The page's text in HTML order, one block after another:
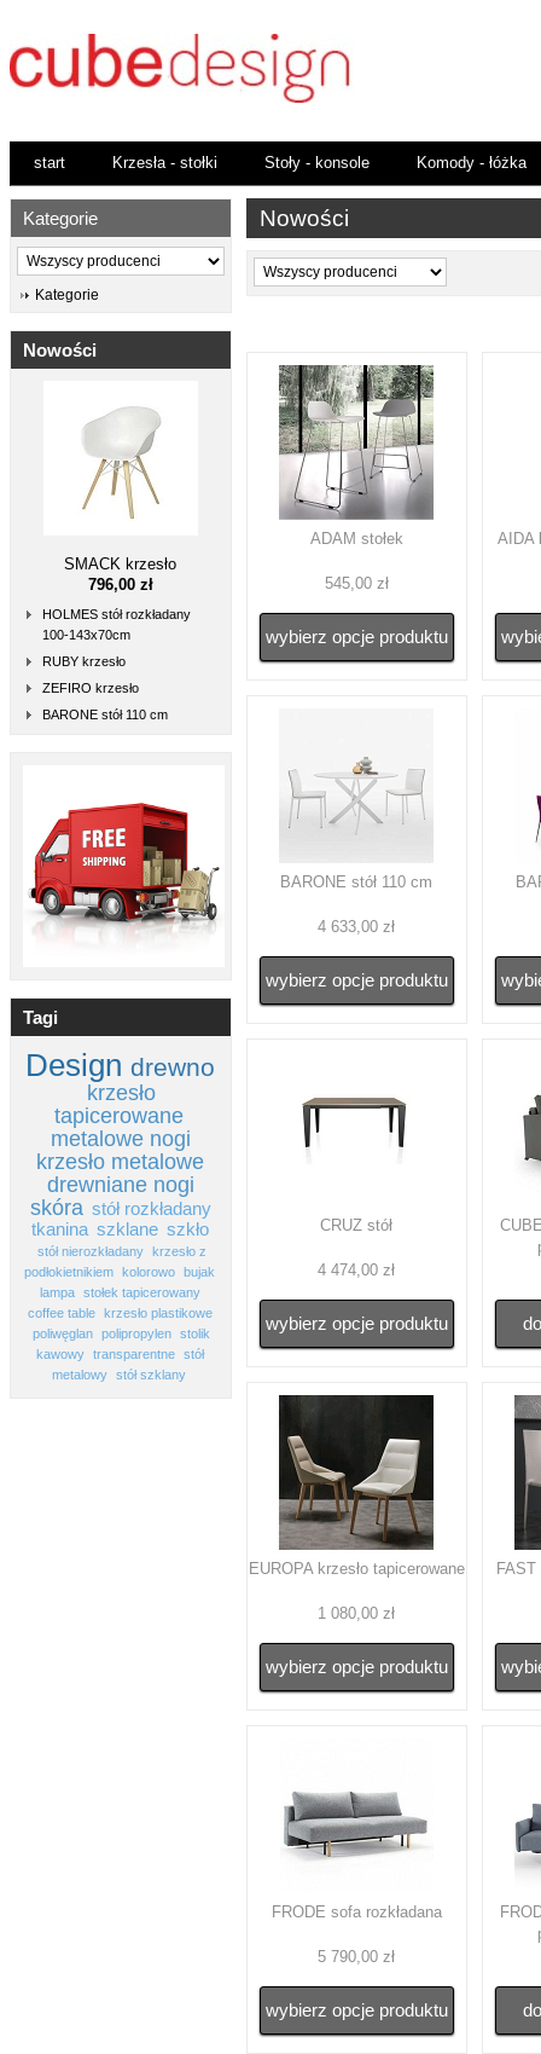
start Krzesła - stołki Stoły - konsole Komody - łóżka
Kategorie
Kategorie
Nowości
SMACK krzesło
796,00 zł
HOLMES stół rozkładany
100-143x70cm
RUBY krzesło
ZEFIRO krzesło
BARONE stół 110 cm
Tagi
Design drewno
krzesło
tapicerowane
metalowe nogi
krzesło metalowe
drewniane nogi
skóra stół rozkładany
tkanina szklane szkło
stół nierozkładany krzesło z
podłokietnikiem kolorowo bujak
lampa
stołek tapicerowany
coffee table
krzesło plastikowe
poliwęglan
polipropylen
stolik
kawowy
transparentne
stół
metalowy
stół szklany
Nowości
ADAM stołek
545,00 zł
wybierz opcje produktu
AIDA
BARONE stół 110 cm
4 633,00 zł
wybierz opcje produktu
CRUZ stół
4 474,00 zł
wybierz opcje produktu
EUROPA krzesło tapicerowane
1 080,00 zł
wybierz opcje produktu
FAST
FRODE sofa rozkładana
5 790,00 zł
wybierz opcje produktu